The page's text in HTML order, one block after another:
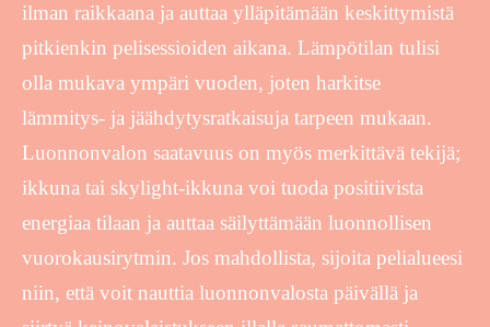
ilman raikkaana ja auttaa ylläpitämään keskittymistä
pitkienkin pelisessioiden aikana. Lämpötilan tulisi
olla mukava ympäri vuoden, joten harkitse
lämmitys- ja jäähdytysratkaisuja tarpeen mukaan.
Luonnonvalon saatavuus on myös merkittävä tekijä;
ikkuna tai skylight-ikkuna voi tuoda positiivista
energiaa tilaan ja auttaa säilyttämään luonnollisen
vuorokausirytmin. Jos mahdollista, sijoita pelialueesi
niin, että voit nauttia luonnonvalosta päivällä ja